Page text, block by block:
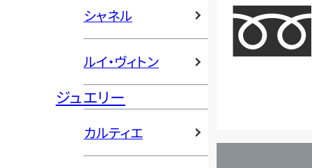
シャネル
ルイ・ヴィトン
ジュエリー
カルティエ